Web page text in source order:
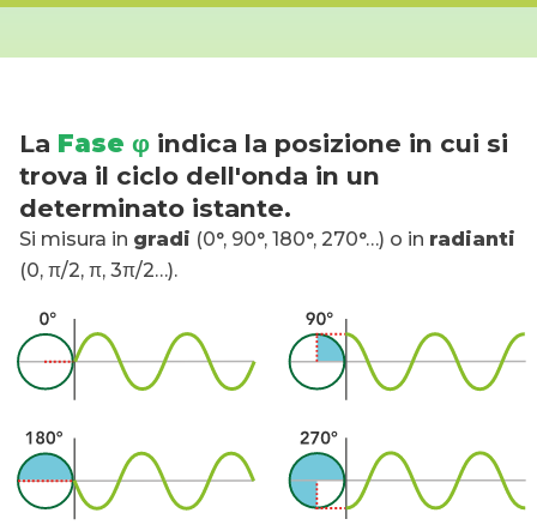
La Fase φ indica la posizione in cui si
trova il ciclo dell'onda in un
determinato istante.
Si misura in gradi (0°, 90°, 180°, 270°…) o in radianti
(0, π/2, π, 3π/2…).